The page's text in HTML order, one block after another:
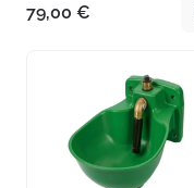
79,00 €